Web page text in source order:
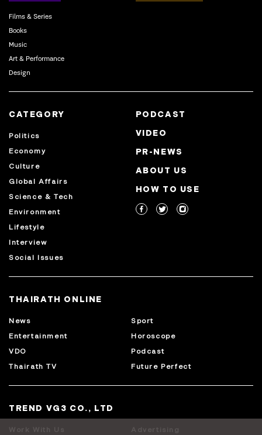
Films & Series
Books
Music
Art & Performance
Design
CATEGORY
Politics
Economy
Culture
Global Affairs
Science & Tech
Environment
Lifestyle
Interview
Social Issues
PODCAST
VIDEO
PR-NEWS
ABOUT US
HOW TO USE
THAIRATH ONLINE
News
Sport
Entertainment
Horoscope
VDO
Podcast
Thairath TV
Future Perfect
TREND VG3 CO., LTD
Work With Us Advertising